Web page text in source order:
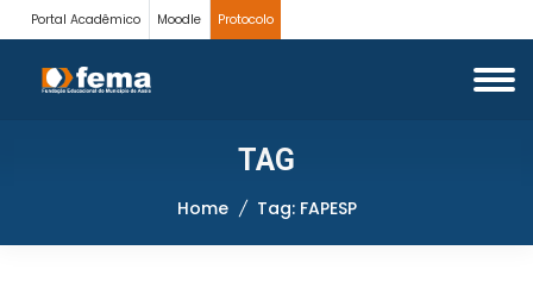
Portal Acadêmico Moodle Protocolo
TAG
Home Tag: FAPESP